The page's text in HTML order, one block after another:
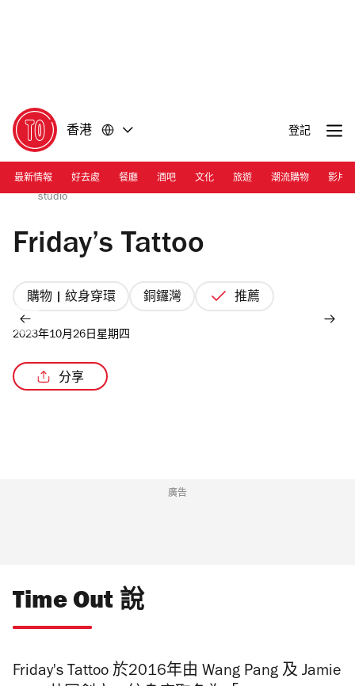
香港 登記
最新情報 好去處 餐廳 酒吧 文化 旅遊 潮流購物 影片
Photograph: Courtesy Friday’s Tattoo | Friday’s Tattoo
studio
Friday’s Tattoo
購物 | 紋身穿環 銅鑼灣 推薦
2023年10月26日星期四
分享
廣告
Time Out 說
Friday's Tattoo 於2016年由 Wang Pang 及 Jamie